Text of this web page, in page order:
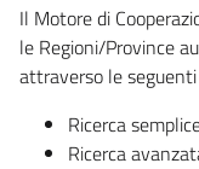
Il Motore di
le Regioni/Province
attraverso le
Ricerca
Ricerca